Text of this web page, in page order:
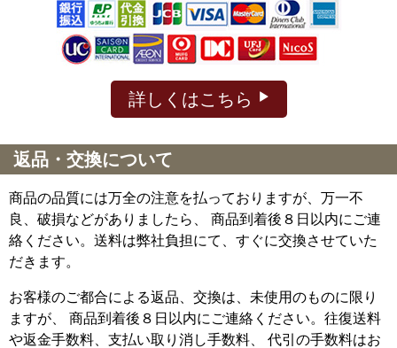
詳しくはこちら
返品・交換について
商品の品質には万全の注意を払っておりますが、万一不
良、破損などがありましたら、 商品到着後８日以内にご連
絡ください。送料は弊社負担にて、すぐに交換させていた
だきます。
お客様のご都合による返品、交換は、未使用のものに限り
ますが、
商品到着後８日以内にご連絡ください。往復送料
や返金手数料、支払い取り消し手数料、 代引の手数料はお